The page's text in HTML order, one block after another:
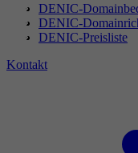
DENIC-
DENIC-
DENIC-Preisliste
Kontakt